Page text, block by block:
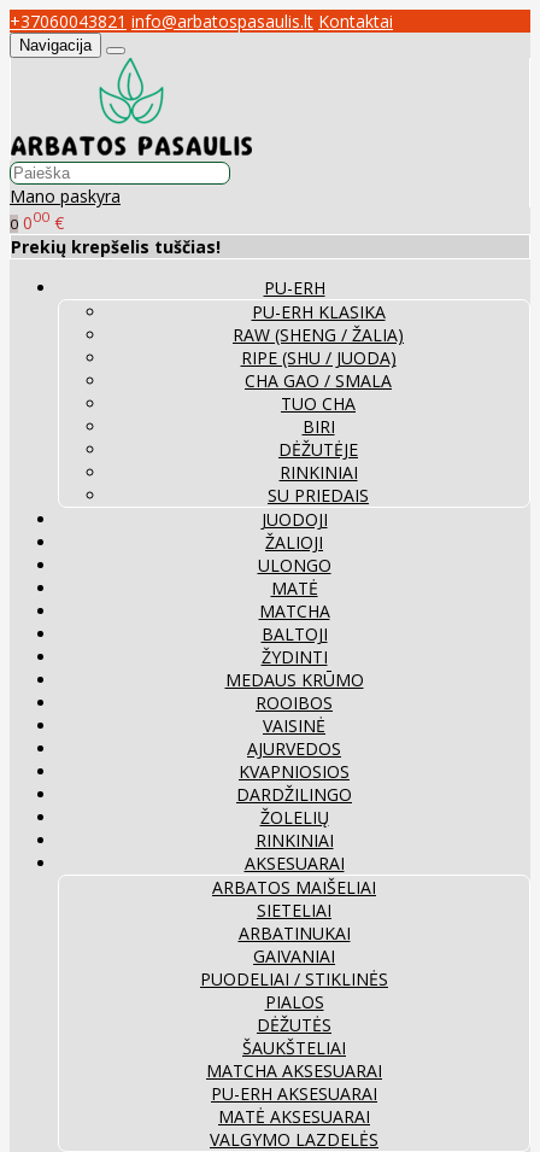
+37060043821 info@arbatospasaulis.lt Kontaktai
Navigacija
Mano paskyra
0 000 €
Prekių krepšelis tuščias!
PU-ERH
PU-ERH KLASIKA
RAW (SHENG / ŽALIA)
RIPE (SHU / JUODA)
CHA GAO / SMALA
TUO CHA
BIRI
DĖŽUTĖJE
RINKINIAI
SU PRIEDAIS
JUODOJI
ŽALIOJI
ULONGO
MATĖ
MATCHA
BALTOJI
ŽYDINTI
MEDAUS KRŪMO
ROOIBOS
VAISINĖ
AJURVEDOS
KVAPNIOSIOS
DARDŽILINGO
ŽOLELIŲ
RINKINIAI
AKSESUARAI
ARBATOS MAIŠELIAI
SIETELIAI
ARBATINUKAI
GAIVANIAI
PUODELIAI / STIKLINĖS
PIALOS
DĖŽUTĖS
ŠAUKŠTELIAI
MATCHA AKSESUARAI
PU-ERH AKSESUARAI
MATĖ AKSESUARAI
VALGYMO LAZDELĖS